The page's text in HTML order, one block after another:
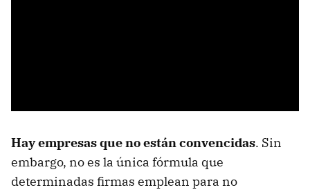
Hay empresas que no están convencidas. Sin
embargo, no es la única fórmula que
determinadas firmas emplean para no